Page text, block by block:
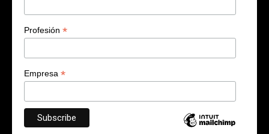
Profesión *
Empresa *